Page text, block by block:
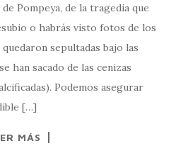
Pompeya, de la tragedia que
o habrás visto fotos de los
sepultadas bajo las
han sacado de las cenizas
Podemos asegurar
[…]
MÁS